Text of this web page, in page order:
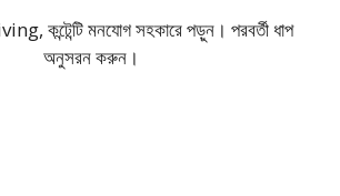
কন্টেন্টি মনযোগ সহকারে পড়ুন। পরবর্তী ধাপ
অনুসরন করুন।